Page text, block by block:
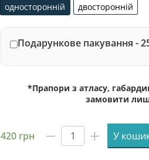
односторонній
односторонній
двосторонній
Подарункове пакування -
*Прапори з атласу,
замовити
420 грн
Прапор
У